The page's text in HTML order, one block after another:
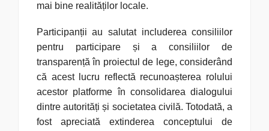
mai bine realităților locale.
Participanții au salutat includerea consiliilor
pentru participare și a consiliilor de
transparență în proiectul de lege, considerând
că acest lucru reflectă recunoașterea rolului
acestor platforme în consolidarea dialogului
dintre autorități și societatea civilă. Totodată, a
fost apreciată extinderea conceptului de